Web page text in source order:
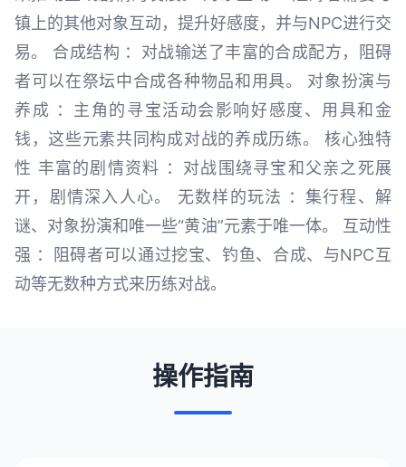
镇上的其他对象互动，提升好感度，并与NPC进行交
易。 合成结构 ：对战输送了丰富的合成配方，阻碍
者可以在祭坛中合成各种物品和用具。 对象扮演与
养成 ：主角的寻宝活动会影响好感度、用具和金
钱，这些元素共同构成对战的养成历练。 核心独特
性 丰富的剧情资料 ：对战围绕寻宝和父亲之死展
开，剧情深入人心。 无数样的玩法 ：集行程、解
谜、对象扮演和唯一些“黄油”元素于唯一体。 互动性
强 ：阻碍者可以通过挖宝、钓鱼、合成、与NPC互
动等无数种方式来历练对战。
操作指南